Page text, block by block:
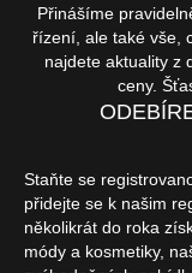
Přinášíme
řízení, ale také vše,
najdete aktuality z
ceny.
Staňte se
přidejte se k našim
několikrát do roka
módy a kosmetiky,